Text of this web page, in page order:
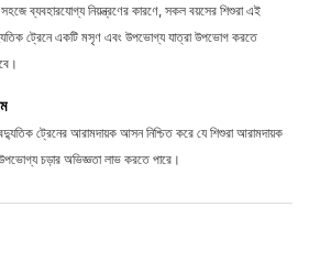
ব্যবহারযোগ্য নিয়ন্ত্রণের কারণে, সকল বয়সের শিশুরা এই
ট্রেনে একটি মসৃণ এবং উপভোগ্য যাত্রা উপভোগ করতে
ট্রেনের আরামদায়ক আসন নিশ্চিত করে যে শিশুরা আরামদায়ক
চড়ার অভিজ্ঞতা লাভ করতে পারে।